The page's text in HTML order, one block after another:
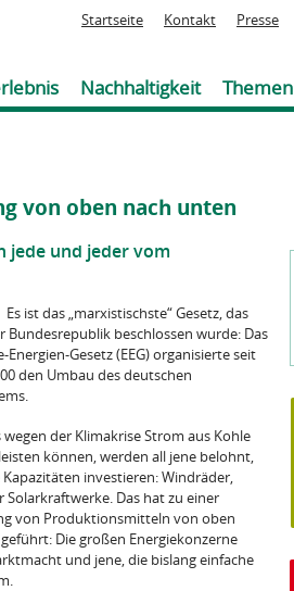
Jump to navigation
Startseite Kontakt Presse
Nachhaltigkeit Themen
von oben nach unten
jede und jeder vom
Es ist das „marxistischste“ Gesetz, das
Bundesrepublik beschlossen wurde: Das
Energien-Gesetz (EEG) organisierte seit
den Umbau des deutschen
wegen der Klimakrise Strom aus Kohle
können, werden all jene belohnt,
investieren: Windräder,
Solarkraftwerke. Das hat zu einer
von Produktionsmitteln von oben
Die großen Energiekonzerne
und jene, die bislang einfache